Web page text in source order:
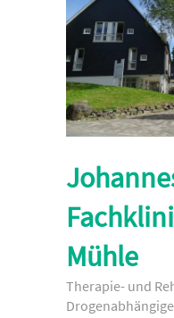
Mühle
Therapie- und
Drogenabhängige